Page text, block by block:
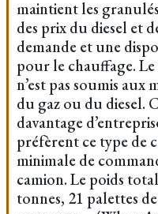
maintient les
des prix du diesel et
demande et une
pour le chauffage.
n’est pas soumis
du gaz ou du diesel.
davantage
préfèrent ce type de
minimale de
camion. Le poids
tonnes, 21 palettes